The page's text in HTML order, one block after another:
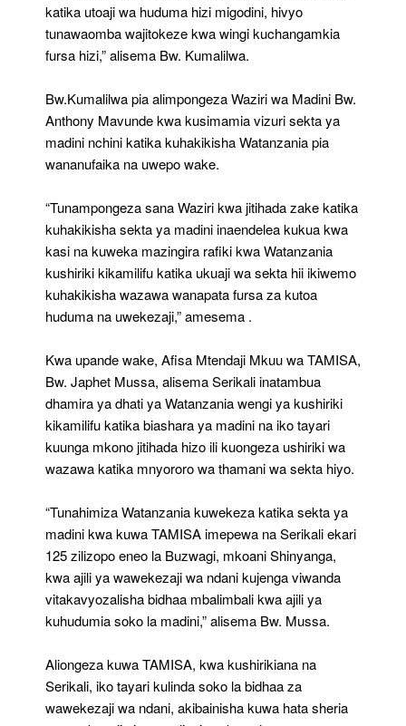
katika utoaji wa huduma hizi migodini, hivyo
tunawaomba wajitokeze kwa wingi kuchangamkia
fursa hizi,” alisema Bw. Kumalilwa.
Bw.Kumalilwa pia alimpongeza Waziri wa Madini Bw.
Anthony Mavunde kwa kusimamia vizuri sekta ya
madini nchini katika kuhakikisha Watanzania pia
wananufaika na uwepo wake.
“Tunampongeza sana Waziri kwa jitihada zake katika
kuhakikisha sekta ya madini inaendelea kukua kwa
kasi na kuweka mazingira rafiki kwa Watanzania
kushiriki kikamilifu katika ukuaji wa sekta hii ikiwemo
kuhakikisha wazawa wanapata fursa za kutoa
huduma na uwekezaji,” amesema .
Kwa upande wake, Afisa Mtendaji Mkuu wa TAMISA,
Bw. Japhet Mussa, alisema Serikali inatambua
dhamira ya dhati ya Watanzania wengi ya kushiriki
kikamilifu katika biashara ya madini na iko tayari
kuunga mkono jitihada hizo ili kuongeza ushiriki wa
wazawa katika mnyororo wa thamani wa sekta hiyo.
“Tunahimiza Watanzania kuwekeza katika sekta ya
madini kwa kuwa TAMISA imepewa na Serikali ekari
125 zilizopo eneo la Buzwagi, mkoani Shinyanga,
kwa ajili ya wawekezaji wa ndani kujenga viwanda
vitakavyozalisha bidhaa mbalimbali kwa ajili ya
kuhudumia soko la madini,” alisema Bw. Mussa.
Aliongeza kuwa TAMISA, kwa kushirikiana na
Serikali, iko tayari kulinda soko la bidhaa za
wawekezaji wa ndani, akibainisha kuwa hata sheria